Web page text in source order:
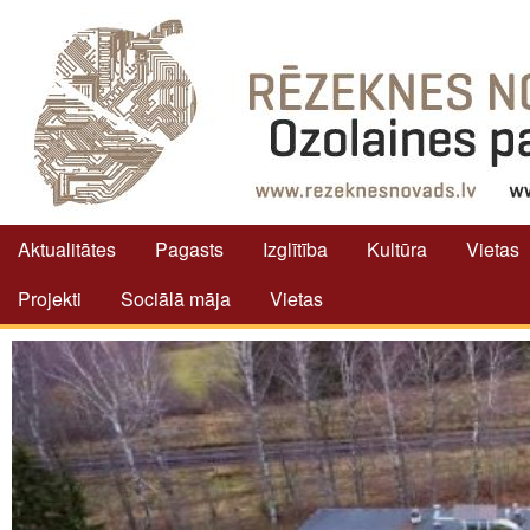
Aktualitātes Pagasts Izglītība Kultūra
Vietas
Projekti
Sociālā māja Vietas